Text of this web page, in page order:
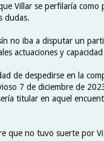
Villar se perfilaría
dudas.
no iba a disputar un
actuaciones y
de despedirse en la
7 de diciembre de
titular en aquel
que no tuvo suerte por